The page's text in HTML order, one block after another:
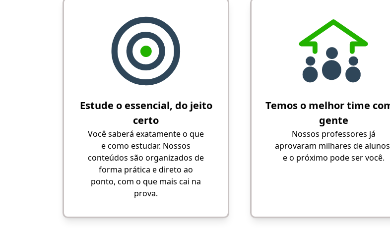
Estude o essencial, do jeito
certo
Você saberá exatamente o que
e como estudar. Nossos
conteúdos são organizados de
forma prática e direto ao
ponto, com o que mais cai na
prova.
Temos o melhor time
gente
Nossos professores já
aprovaram milhares de
e o próximo pode ser você.